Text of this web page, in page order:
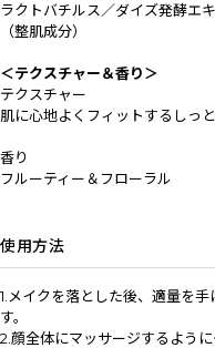
ラクトバチルス／ダイズ発酵エ
（整肌成分）
＜テクスチャー＆香り＞
テクスチャー
肌に心地よくフィットするしっ
香り
フルーティー＆フローラル
使用方法
1.メイクを落とした後、適量を
す。
2.顔全体にマッサージするように